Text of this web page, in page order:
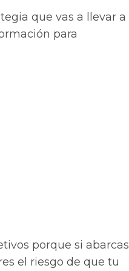
que vas a llevar a
para
porque si abarcas
el riesgo de que tu